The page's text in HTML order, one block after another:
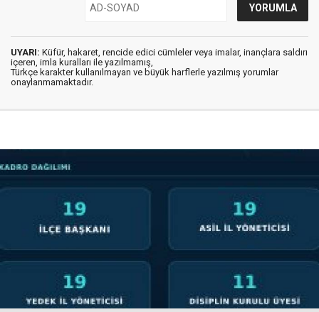
UYARI: Küfür, hakaret, rencide edici cümleler veya imalar, inançlara saldırı
içeren, imla kuralları ile yazılmamış,
Türkçe karakter kullanılmayan ve büyük harflerle yazılmış yorumlar
onaylanmamaktadır.